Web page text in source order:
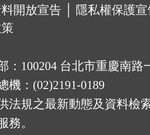
開放宣告
隱私權保護
：100204 台北市重慶南路
：(02)2191-0189
法規之最新動態及資料檢
務。